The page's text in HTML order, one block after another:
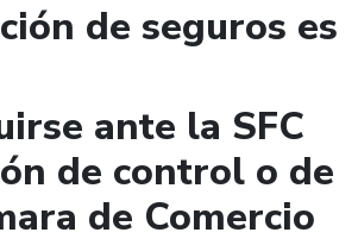
de seguros es
ante la SFC
de control o de
de Comercio